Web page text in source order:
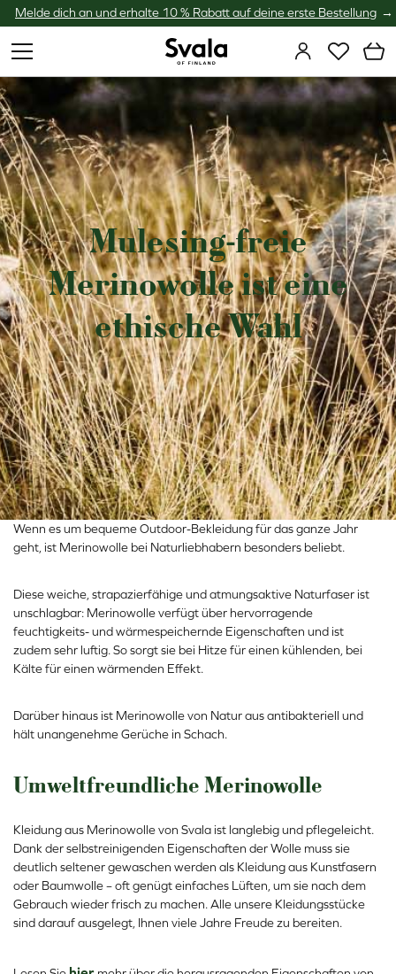
Melde dich an und erhalte 10 % Rabatt auf deine erste Bestellung
Mulesing-freie
Merinowolle ist eine
ethische Wahl
Wenn es um bequeme Outdoor-Bekleidung für das ganze Jahr
geht, ist Merinowolle bei Naturliebhabern besonders beliebt.
Diese weiche, strapazierfähige und atmungsaktive Naturfaser ist
unschlagbar: Merinowolle verfügt über hervorragende
feuchtigkeits- und wärmespeichernde Eigenschaften und ist
zudem sehr luftig. So sorgt sie bei Hitze für einen kühlenden, bei
Kälte für einen wärmenden Effekt.
Darüber hinaus ist Merinowolle von Natur aus antibakteriell und
hält unangenehme Gerüche in Schach.
Umweltfreundliche Merinowolle
Kleidung aus Merinowolle von Svala ist langlebig und pflegeleicht.
Dank der selbstreinigenden Eigenschaften der Wolle muss sie
deutlich seltener gewaschen werden als Kleidung aus Kunstfasern
oder Baumwolle – oft genügt einfaches Lüften, um sie nach dem
Gebrauch wieder frisch zu machen. Alle unsere Kleidungsstücke
sind darauf ausgelegt, Ihnen viele Jahre Freude zu bereiten.